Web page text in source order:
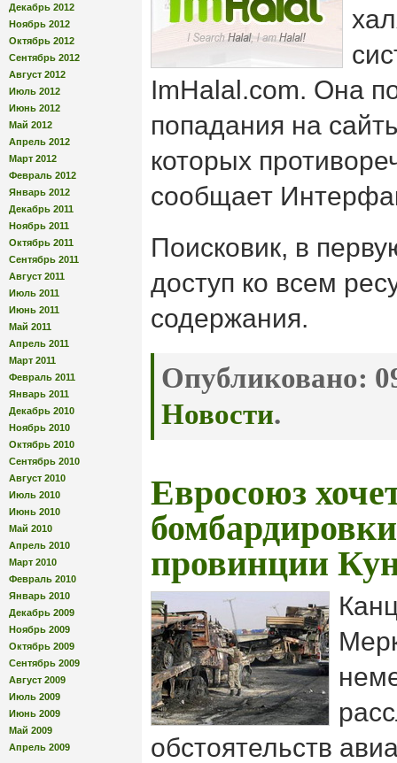
Декабрь 2012
Ноябрь 2012
Октябрь 2012
Сентябрь 2012
Август 2012
Июль 2012
Июнь 2012
Май 2012
Апрель 2012
Март 2012
Февраль 2012
Январь 2012
Декабрь 2011
Ноябрь 2011
Октябрь 2011
Сентябрь 2011
Август 2011
Июль 2011
Июнь 2011
Май 2011
Апрель 2011
Март 2011
Февраль 2011
Январь 2011
Декабрь 2010
Ноябрь 2010
Октябрь 2010
Сентябрь 2010
Август 2010
Июль 2010
Июнь 2010
Май 2010
Апрель 2010
Март 2010
Февраль 2010
Январь 2010
Декабрь 2009
Ноябрь 2009
Октябрь 2009
Сентябрь 2009
Август 2009
Июль 2009
Июнь 2009
Май 2009
Апрель 2009
ImHalal.com. Она
попадания на
которых
сообщает
Поисковик, в
доступ ко всем
содержания.
Опубликовано:
Новости.
Евросоюз
провинции
обстоятельств